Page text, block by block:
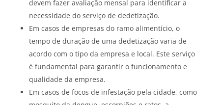
devem fazer avaliação mensal para identificar a
necessidade do serviço de dedetização.
Em casos de empresas do ramo alimentício, o
tempo de duração de uma dedetização varia de
acordo com o tipo da empresa e local. Este serviço
é fundamental para garantir o funcionamento e
qualidade da empresa.
Em casos de focos de infestação pela cidade, como